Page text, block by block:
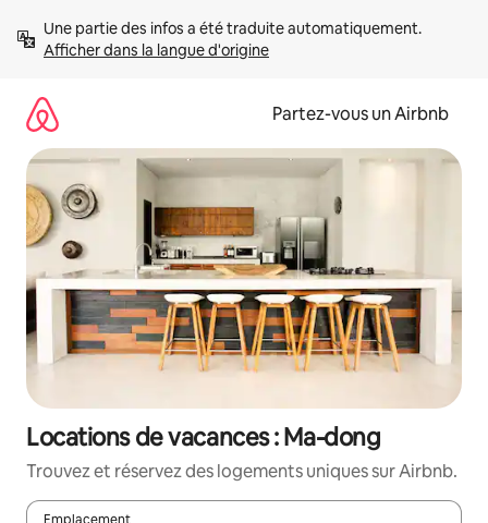
directement
Afficher dans la langue d'origine
Partez-vous un Airbnb
Locations de vacances : Ma-dong
Trouvez et réservez des logements uniques sur Airbnb.